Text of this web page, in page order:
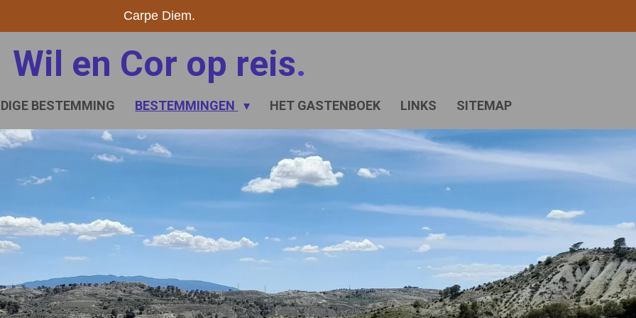
Carpe Diem.
Wil en Cor op reis.
BESTEMMING BESTEMMINGEN HET GASTENBOEK LINKS SITEMAP